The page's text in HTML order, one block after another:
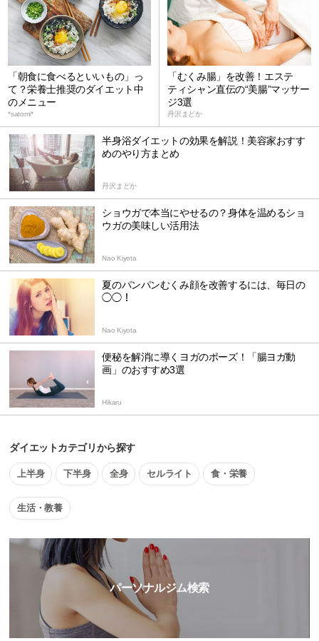
「朝食に食べるといいもの」っ
て？栄養士推奨のダイエット中
のメニュー
*satomi*
「むくみ腸」を改善！エステ
ティシャン直伝の“美腸”マッサー
ジ3選
丹沢まどか
半身浴ダイエットの効果を解説！美容家おすす
めのやり方まとめ
丹沢まどか
ショウガで本当にやせるの？身体を温めるショ
ウガの美味しい活用法
Nao Kiyota
夏のパンパンむくみ顔を改善するには、毎日の
◯◯！
Nao Kiyota
便秘を解消に導くヨガのポーズ！「腸ヨガ動
画」のおすすめ3選
Hikaru
ダイエットカテゴリから探す
上半身 下半身 全身 セルライト 食・栄養
生活・教養
パーソナルジム検索